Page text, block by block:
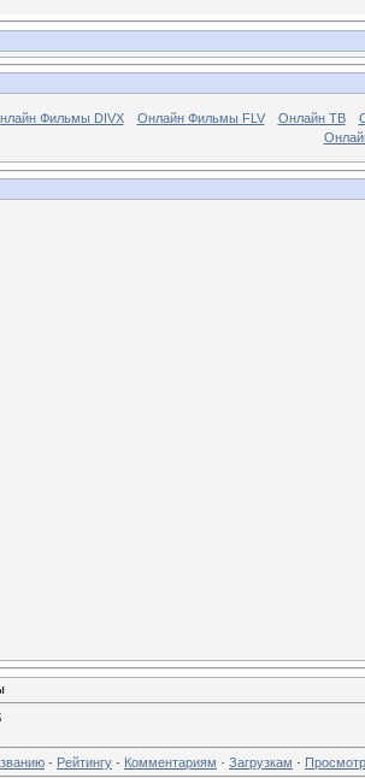
Фильмы DIVX Онлайн Фильмы FLV Онлайн ТВ
· Рейтингу · Комментариям · Загрузкам ·